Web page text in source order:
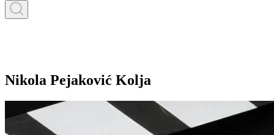
Nikola Pejaković Kolja